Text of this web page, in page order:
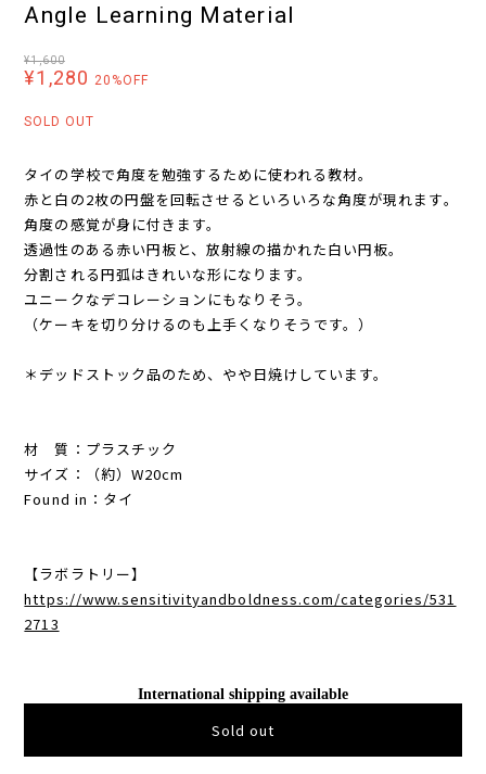
Angle Learning Material
¥1,600
¥1,280 20%OFF
SOLD OUT
タイの学校で角度を勉強するために使われる教材。
赤と白の2枚の円盤を回転させるといろいろな角度が現れます。
角度の感覚が身に付きます。
透過性のある赤い円板と、放射線の描かれた白い円板。
分割される円弧はきれいな形になります。
ユニークなデコレーションにもなりそう。
（ケーキを切り分けるのも上手くなりそうです。）
＊デッドストック品のため、やや日焼けしています。
材 質：プラスチック
サイズ：（約）W20cm
Found in：タイ
【ラボラトリー】
https://www.sensitivityandboldness.com/categories/531
2713
International shipping available
Sold out